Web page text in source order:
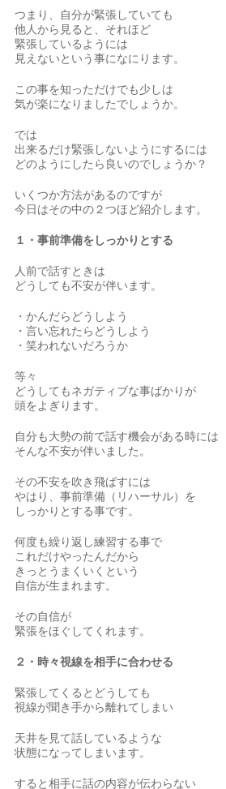
つまり、自分が緊張していても
他人から見ると、それほど
緊張しているようには
見えないという事になにります。
この事を知っただけでも少しは
気が楽になりましたでしょうか。
では
出来るだけ緊張しないようにするには
どのようにしたら良いのでしょうか？
いくつか方法があるのですが
今日はその中の２つほど紹介します。
１・事前準備をしっかりとする
人前で話すときは
どうしても不安が伴います。
・かんだらどうしよう
・言い忘れたらどうしよう
・笑われないだろうか
等々
どうしてもネガティブな事ばかりが
頭をよぎります。
自分も大勢の前で話す機会がある時には
そんな不安が伴いました。
その不安を吹き飛ばすには
やはり、事前準備（リハーサル）を
しっかりとする事です。
何度も繰り返し練習する事で
これだけやったんだから
きっとうまくいくという
自信が生まれます。
その自信が
緊張をほぐしてくれます。
２・時々視線を相手に合わせる
緊張してくるとどうしても
視線が聞き手から離れてしまい
天井を見て話しているような
状態になってしまいます。
すると相手に話の内容が伝わらない